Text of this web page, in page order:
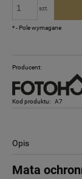
szt.
*- Pole wymagane
Producent:
Kod produktu: A7
Opis
Mata